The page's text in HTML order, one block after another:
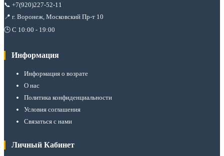
📞 +7(920)227-52-11
📍 г. Воронеж, Московский Пр-т 10
🕒 С 10:00 - 19:00
Информация
Информация о возрате
О нас
Политика конфиденциальности
Условия соглашения
Связаться с нами
Личный Кабинет